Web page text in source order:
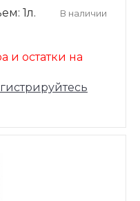
1л. В наличии
и остатки на